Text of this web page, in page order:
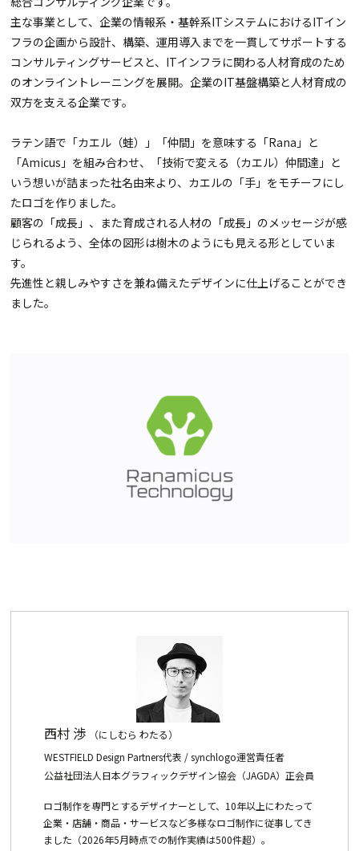
主な事業として、企業の情報系・基幹系ITシステムにおけるITイン
フラの企画から設計、構築、運用導入までを一貫してサポートする
コンサルティングサービスと、ITインフラに関わる人材育成のため
のオンライントレーニングを展開。企業のIT基盤構築と人材育成の
双方を支える企業です。
ラテン語で「カエル（蛙）」「仲間」を意味する「Rana」と
「Amicus」を組み合わせ、「技術で変える（カエル）仲間達」と
いう想いが詰まった社名由来より、カエルの「手」をモチーフにし
たロゴを作りました。
顧客の「成長」、また育成される人材の「成長」のメッセージが感
じられるよう、全体の図形は樹木のようにも見える形としていま
す。
先進性と親しみやすさを兼ね備えたデザインに仕上げることができ
ました。
西村 渉
（にしむら わたる）
WESTFIELD Design Partners代表 / synchlogo運営責任者
公益社団法人日本グラフィックデザイン協会（JAGDA）正会員
ロゴ制作を専門とするデザイナーとして、10年以上にわたって
企業・店舗・商品・サービスなど多様なロゴ制作に従事してき
ました（2026年5月時点での制作実績は500件超）。